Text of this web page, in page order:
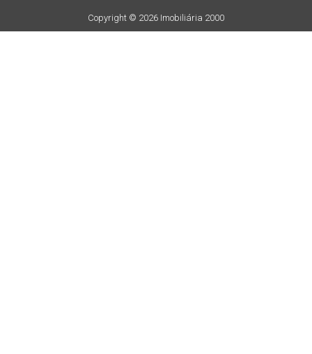
Copyright © 2026 Imobiliária 2000